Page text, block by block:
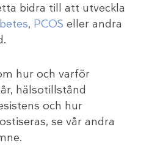
bidra till att utveckla
, PCOS eller andra
hur och varför
hälsotillstånd
och hur
se vår andra